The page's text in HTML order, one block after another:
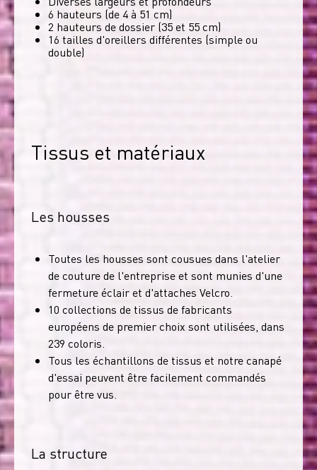
6 hauteurs (de 4 à 51 cm)
2 hauteurs de dossier (35 et 55 cm)
16 tailles d'oreillers différentes (simple ou
double)
Tissus et matériaux
Les housses
Toutes les housses sont cousues dans l'atelier
de couture de l'entreprise et sont munies d'une
fermeture éclair et d'attaches Velcro.
10 collections de tissus de fabricants
européens de premier choix sont utilisées, dans
239 coloris.
Tous les échantillons de tissus et notre canapé
d'essai peuvent être facilement commandés
pour être vus.
La structure